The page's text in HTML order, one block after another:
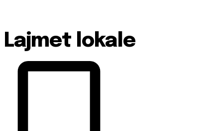
Lajmet lokale